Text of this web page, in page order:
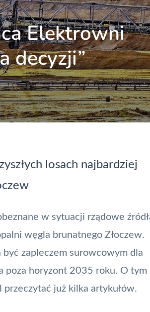
Elektrowni
decyzji”
losach najbardziej
w sytuacji rządowe
węgla brunatnego Złoczew.
być zapleczem surowcowym dla
poza horyzont 2035 roku. O tym
już kilka artykułów.